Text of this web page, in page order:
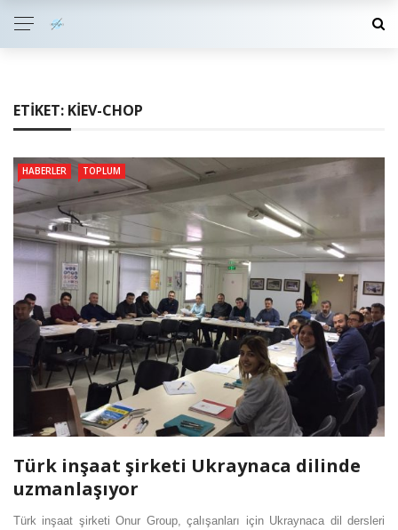
ETIKET: KIEV-CHOP
HABERLER TOPLUM
Türk inşaat şirketi Ukraynaca dilinde
uzmanlaşıyor
Türk inşaat şirketi Onur Group, çalışanları için Ukraynaca dil dersleri